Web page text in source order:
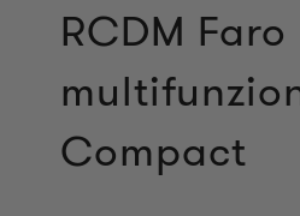
RCDM Faro
Compact